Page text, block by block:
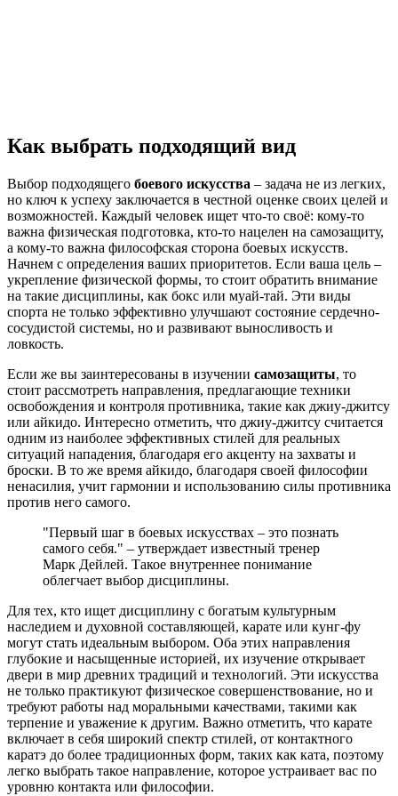
Как выбрать подходящий вид
Выбор подходящего боевого искусства – задача не из легких,
но ключ к успеху заключается в честной оценке своих целей и
возможностей. Каждый человек ищет что-то своё: кому-то
важна физическая подготовка, кто-то нацелен на самозащиту,
а кому-то важна философская сторона боевых искусств.
Начнем с определения ваших приоритетов. Если ваша цель –
укрепление физической формы, то стоит обратить внимание
на такие дисциплины, как бокc или муай-тай. Эти виды
спорта не только эффективно улучшают состояние сердечно-
сосудистой системы, но и развивают выносливость и
ловкость.
Если же вы заинтересованы в изучении самозащиты, то
стоит рассмотреть направления, предлагающие техники
освобождения и контроля противника, такие как джиу-джитсу
или айкидо. Интересно отметить, что джиу-джитсу считается
одним из наиболее эффективных стилей для реальных
ситуаций нападения, благодаря его акценту на захваты и
броски. В то же время айкидо, благодаря своей философии
ненасилия, учит гармонии и использованию силы противника
против него самого.
"Первый шаг в боевых искусствах – это познать
самого себя." – утверждает известный тренер
Марк Дейлей. Такое внутреннее понимание
облегчает выбор дисциплины.
Для тех, кто ищет дисциплину с богатым культурным
наследием и духовной составляющей, карате или кунг-фу
могут стать идеальным выбором. Оба этих направления
глубокие и насыщенные историей, их изучение открывает
двери в мир древних традиций и технологий. Эти искусства
не только практикуют физическое совершенствование, но и
требуют работы над моральными качествами, такими как
терпение и уважение к другим. Важно отметить, что карате
включает в себя широкий спектр стилей, от контактного
каратэ до более традиционных форм, таких как ката, поэтому
легко выбрать такое направление, которое устраивает вас по
уровню контакта или философии.